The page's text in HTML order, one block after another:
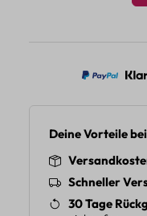
Deine Vorteile
Schneller
30 Tage